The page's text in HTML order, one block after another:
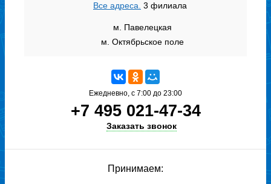
Все адреса. 3 филиала
м. Павелецкая
м. Октябрьское поле
Ежедневно, с 7:00 до 23:00
+7 495 021-47-34
Заказать звонок
Принимаем: